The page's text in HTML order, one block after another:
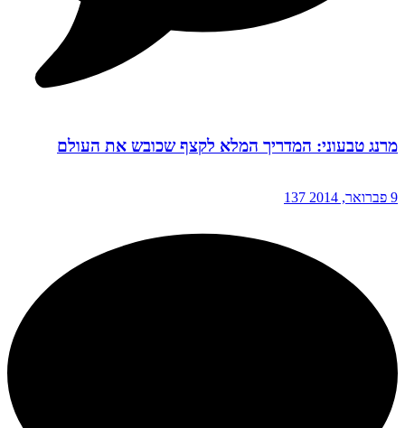
מרנג טבעוני: המדריך המלא לקצף שכובש את העולם
9 פברואר, 2014 137